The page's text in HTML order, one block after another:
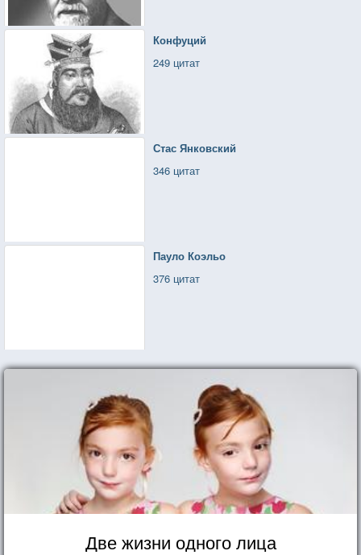
Конфуций
249 цитат
Стас Янковский
346 цитат
Пауло Коэльо
376 цитат
Две жизни одного лица